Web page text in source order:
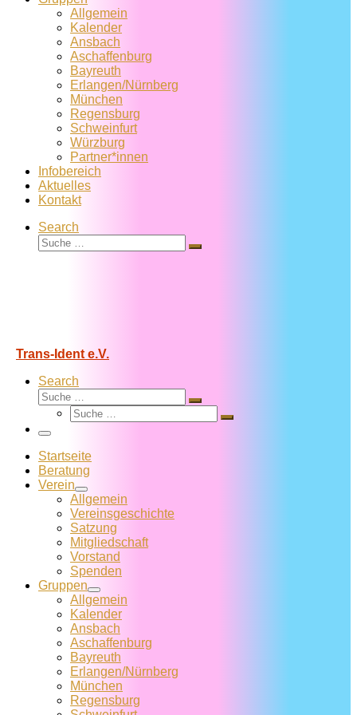
Allgemein
Kalender
Ansbach
Aschaffenburg
Bayreuth
Erlangen/Nürnberg
München
Regensburg
Schweinfurt
Würzburg
Partner*innen
Infobereich
Aktuelles
Kontakt
Search
Suche
Suche
Trans-Ident e.V.
Search
Suche
Suche
Suche
Suche
Menü
Startseite
Beratung
Verein
Allgemein
Vereins­geschichte
Satzung
Mitglied­schaft
Vorstand
Spenden
Gruppen
Allgemein
Kalender
Ansbach
Aschaffenburg
Bayreuth
Erlangen/Nürnberg
München
Regensburg